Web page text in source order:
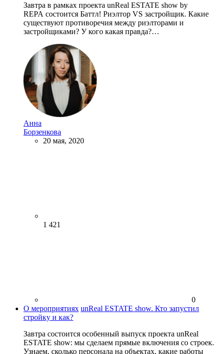
Завтра в рамках проекта unReal ESTATE show by
REPA состоится Баттл! Риэлтор VS застройщик. Какие
существуют противоречия между риэлторами и
застройщиками? У кого какая правда?…
Анна
Борзенкова
20 мая, 2020
1 421
0
О мероприятиях unReal ESTATE show. Кто запустил
стройку и как?
Завтра состоится особенный выпуск проекта unReal
ESTATE show: мы сделаем прямые включения со строек.
Узнаем, сколько персонала на объектах, какие работы